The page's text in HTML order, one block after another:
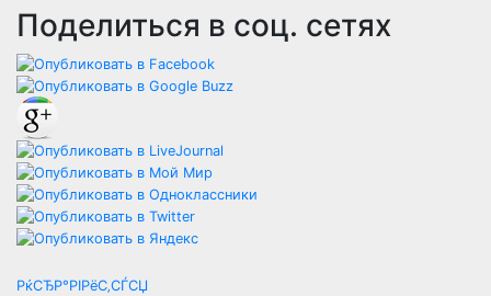
Поделиться в соц. сетях
РќСЂР°РІРёС‚СЃСЏ